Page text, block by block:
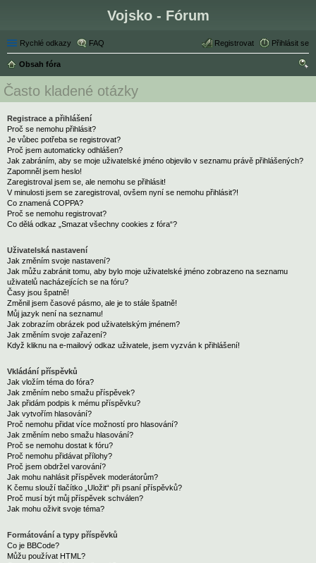
Vojsko - Fórum
Rychlé odkazy FAQ Přihlásit se
Registrovat
Obsah fóra
Často kladené otázky
Registrace a přihlášení
Proč se nemohu přihlásit?
Je vůbec potřeba se registrovat?
Proč jsem automaticky odhlášen?
Jak zabráním, aby se moje uživatelské jméno objevilo v seznamu právě přihlášených?
Zapomněl jsem heslo!
Zaregistroval jsem se, ale nemohu se přihlásit!
V minulosti jsem se zaregistroval, ovšem nyní se nemohu přihlásit?!
Co znamená COPPA?
Proč se nemohu registrovat?
Co dělá odkaz „Smazat všechny cookies z fóra“?
Uživatelská nastavení
Jak změním svoje nastavení?
Jak můžu zabránit tomu, aby bylo moje uživatelské jméno zobrazeno na seznamu
uživatelů nacházejících se na fóru?
Časy jsou špatně!
Změnil jsem časové pásmo, ale je to stále špatně!
Můj jazyk není na seznamu!
Jak zobrazím obrázek pod uživatelským jménem?
Jak změním svoje zařazení?
Když kliknu na e-mailový odkaz uživatele, jsem vyzván k přihlášení!
Vkládání příspěvků
Jak vložím téma do fóra?
Jak změním nebo smažu příspěvek?
Jak přidám podpis k mému příspěvku?
Jak vytvořím hlasování?
Proč nemohu přidat více možností pro hlasování?
Jak změním nebo smažu hlasování?
Proč se nemohu dostat k fóru?
Proč nemohu přidávat přílohy?
Proč jsem obdržel varování?
Jak mohu nahlásit příspěvek moderátorům?
K čemu slouží tlačítko „Uložit“ při psaní příspěvků?
Proč musí být můj příspěvek schválen?
Jak mohu oživit svoje téma?
Formátování a typy příspěvků
Co je BBCode?
Můžu používat HTML?